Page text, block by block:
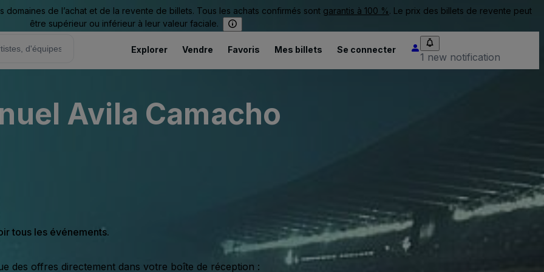
de l’achat et de la revente de billets. Tous les achats confirmés sont garantis à 100 %. Le prix des billets de revente peut
être supérieur ou inférieur à leur valeur faciale.
Explorer Vendre Favoris Mes billets Se connecter
1 new notification
Avila Camacho
tous les événements.
des offres directement dans votre boîte de réception :